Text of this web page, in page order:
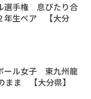
選手権 息ぴたり合
年生ペア 【大分
ール女子 東九州龍
まま 【大分県】